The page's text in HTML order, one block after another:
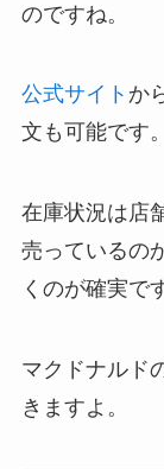
のですね。
公式サイト か
文も可能です。
在庫状況は店
売っているの
くのが確実で
マクドナルド
きますよ。